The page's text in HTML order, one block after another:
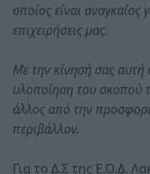
οποίος είναι αναγκαίος
επιχειρήσεις μας.
Με την κίνησή σας αυτή
υλοποίηση του σκοπού
άλλος από την
περιβάλλον.
Για το Δ.Σ της Ε.Ο.Δ.